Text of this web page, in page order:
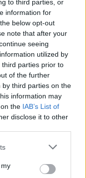
to third parties, or
information for
below opt-out
note that after your
seeing
utilized by
parties prior to
of the further
third parties on the
information may
the IAB’s List of
disclose it to other
del Capo
dimissioni di
silenzio di
d'Italia non
parole del Cav,
visto che
riforma
con un iter -
- che prevede
referendum
di spalle.
le
delle cose